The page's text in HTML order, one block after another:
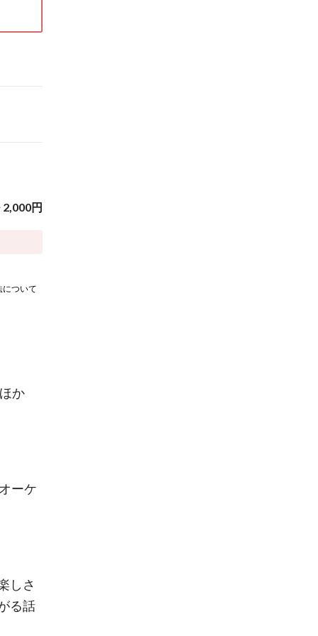
2,000円
について
か
ーケ
しさ
る話